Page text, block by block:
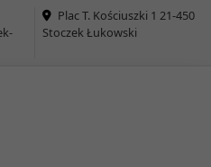
Plac T. Kościuszki 1 21-450
Stoczek Łukowski